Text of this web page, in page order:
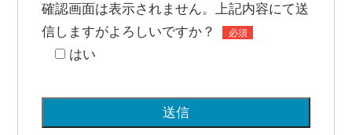
確認画面は表示されません。上記内容にて送
信しますがよろしいですか？
必須
はい